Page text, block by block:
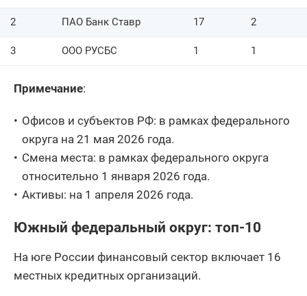
2 ПАО Банк Ставр 17 2
3 ООО РУСБС 1 1
Примечание:
Офисов и субъектов РФ: в рамках федерального
округа на 21 мая 2026 года.
Смена места: в рамках федерального округа
относительно 1 января 2026 года.
Активы: на 1 апреля 2026 года.
Южный федеральный округ: топ-10
На юге России финансовый сектор включает 16
местных кредитных организаций.